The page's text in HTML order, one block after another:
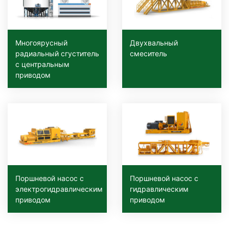
Многоярусный
радиальный сгуститель
с центральным
приводом
Двухвальный
смеситель
Поршневой насос с
электрогидравлическим
приводом
Поршневой насос с
гидравлическим
приводом